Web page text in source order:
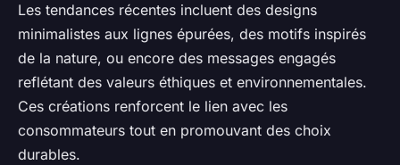
Les tendances récentes incluent des designs
minimalistes aux lignes épurées, des motifs inspirés
de la nature, ou encore des messages engagés
reflétant des valeurs éthiques et environnementales.
Ces créations renforcent le lien avec les
consommateurs tout en promouvant des choix
durables.